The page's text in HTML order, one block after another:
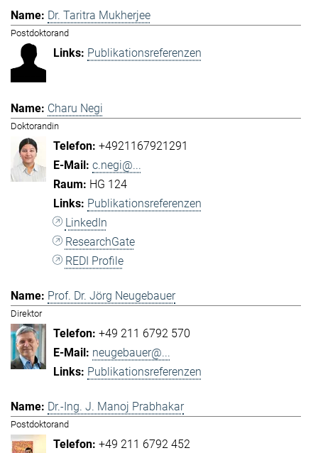
Dr. Taritra Mukherjee
Postdoktorand
Publikationsreferenzen
Charu Negi
Doktorandin
+4921167921291
c.negi@...
HG 124
Publikationsreferenzen
LinkedIn
ResearchGate
REDI Profile
Prof. Dr. Jörg Neugebauer
Direktor
+49 211 6792 570
neugebauer@...
Publikationsreferenzen
Dr.-Ing. J. Manoj Prabhakar
Postdoktorand
+49 211 6792 452